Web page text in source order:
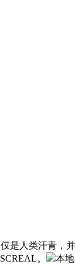
是人类汗青，
。
本